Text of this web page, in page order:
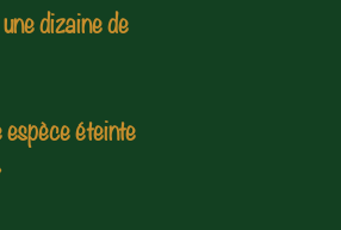
dizaine de
éteinte